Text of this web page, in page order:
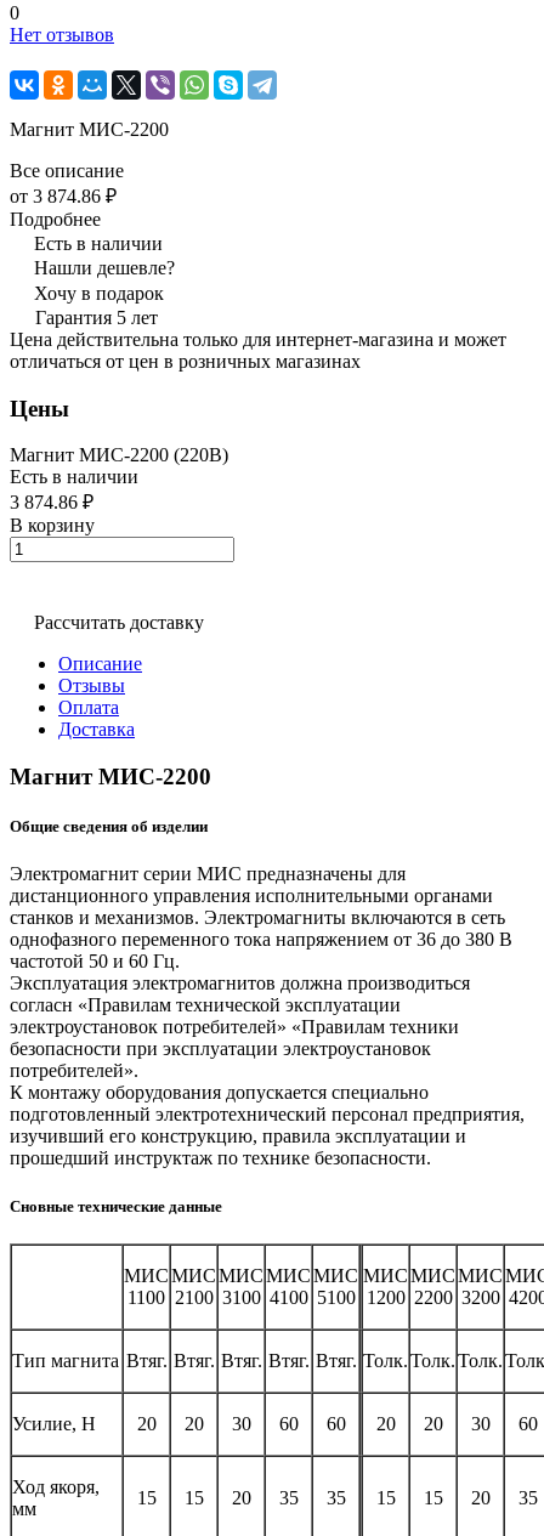
0
Нет отзывов
Магнит МИС-2200
Все описание
от 3 874.86 ₽
Подробнее
Есть в наличии
Нашли дешевле?
Хочу в подарок
Гарантия 5 лет
Цена действительна только для интернет-магазина и может
отличаться от цен в розничных магазинах
Цены
Магнит МИС-2200 (220В)
Есть в наличии
3 874.86 ₽
В корзину
Рассчитать доставку
Описание
Отзывы
Оплата
Доставка
Магнит МИС-2200
Общие сведения об изделии
Электромагнит серии МИС предназначены для
дистанционного управления исполнительными органами
станков и механизмов. Электромагниты включаются в сеть
однофазного переменного тока напряжением от 36 до 380 В
частотой 50 и 60 Гц.
Эксплуатация электромагнитов должна производиться
согласн «Правилам технической эксплуатации
электроустановок потребителей» «Правилам техники
безопасности при эксплуатации электроустановок
потребителей».
К монтажу оборудования допускается специально
подготовленный электротехнический персонал предприятия,
изучивший его конструкцию, правила эксплуатации и
прошедший инструктаж по технике безопасности.
Сновные технические данные
МИС
1100
МИС
2100
МИС
3100
МИС
4100
МИС
5100
МИС
1200
МИС
2200
МИС
3200
Тип магнита Втяг. Втяг. Втяг. Втяг. Втяг. Толк.Толк.Толк.
Усилие, Н 20 20 30 60 60 20 20 30 60
Ход якоря,
мм
15 15 20 35 35 15 15 20 35